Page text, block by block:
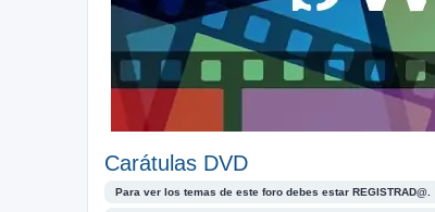
Carátulas DVD
Para ver los temas de este foro debes estar REGISTRAD@.